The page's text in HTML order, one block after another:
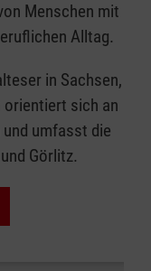
Menschen mit
Alltag.
in Sachsen,
orientiert sich an
umfasst die
Görlitz.